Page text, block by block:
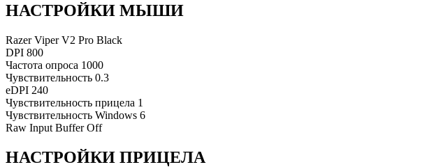
НАСТРОЙКИ МЫШИ
Razer Viper V2 Pro Black
DPI 800
Частота опроса 1000
Чувствительность 0.3
eDPI 240
Чувствительность прицела 1
Чувствительность Windows 6
Raw Input Buffer Off
НАСТРОЙКИ ПРИЦЕЛА